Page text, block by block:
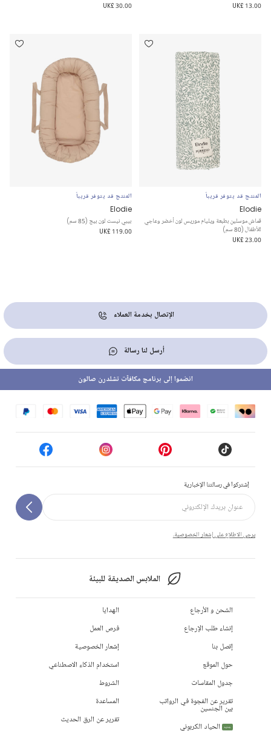
UK£ 13.00
UK£ 30.00
المنتج قد يتوفر قريباً
Elodie
قماش موسلين بطبعة ويليام موريس لون أخضر وعاجي
للأطفال (80 سم)
UK£ 23.00
المنتج قد يتوفر قريباً
Elodie
بيبي نيست لون بيج (85 سم)
UK£ 119.00
الإتصال بخدمة العملاء
أرسل لنا رسالة
إشتركوا في رسالتنا الإخبارية
يرجى الاطلاع على إشعار الخصوصية.
الملابس الصديقة للبيئة
انضموا إلى برنامج مكافآت تشلدرن صالون
الشحن و الأرجاع
إنشاء طلب الإرجاع
إتصل بنا
حول الموقع
جدول المقاسات
تقرير عن الفجوة في الرواتب
بين الجنسين
جديد الحياد الكربوني
الهدايا
فرص العمل
إشعار الخصوصية
استخدام الذكاء الاصطناعي
الشروط
المساعدة
تقرير عن الرق الحديث